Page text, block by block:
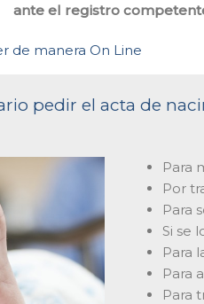
ante el registro
de manera On Line
pedir el acta de
Para
Por
Para
Si se
Para
Para
Para